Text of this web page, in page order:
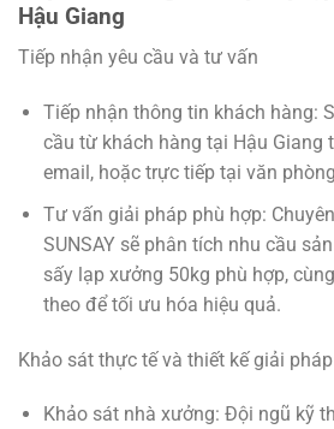
Hậu Giang
Tiếp nhận yêu cầu và tư vấn
Tiếp nhận thông tin khách hàng:
cầu từ khách hàng tại Hậu Giang
email, hoặc trực tiếp tại văn
Tư vấn giải pháp phù hợp:
SUNSAY sẽ phân tích nhu cầu
sấy lạp xưởng 50kg phù hợp,
theo để tối ưu hóa hiệu quả.
Khảo sát thực tế và thiết kế giải pháp
Khảo sát nhà xưởng: Đội ngũ kỹ